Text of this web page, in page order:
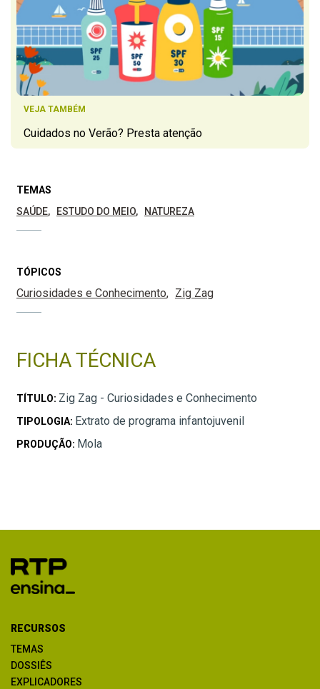
VEJA TAMBÉM
Cuidados no Verão? Presta atenção
TEMAS
SAÚDE
ESTUDO DO MEIO NATUREZA
TÓPICOS
Curiosidades e Conhecimento Zig Zag
FICHA TÉCNICA
TÍTULO: Zig Zag - Curiosidades e Conhecimento
TIPOLOGIA: Extrato de programa infantojuvenil
PRODUÇÃO: Mola
RECURSOS
TEMAS
DOSSIÊS
EXPLICADORES